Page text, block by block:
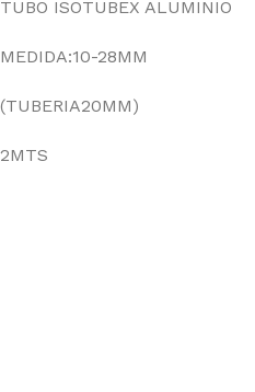
TUBO ISOTUBEX ALUMINIO
MEDIDA:10-28MM
(TUBERIA20MM)
2MTS